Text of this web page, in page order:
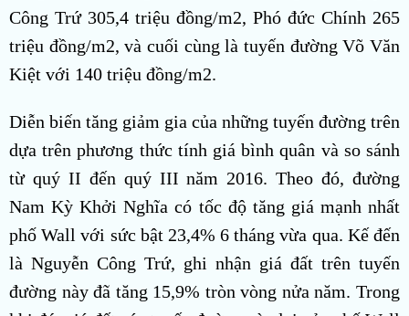
Công Trứ 305,4 triệu đồng/m2, Phó đức Chính 265
triệu đồng/m2, và cuối cùng là tuyến đường Võ Văn
Kiệt với 140 triệu đồng/m2.
Diễn biến tăng giảm gia của những tuyến đường trên
dựa trên phương thức tính giá bình quân và so sánh
từ quý II đến quý III năm 2016. Theo đó, đường
Nam Kỳ Khởi Nghĩa có tốc độ tăng giá mạnh nhất
phố Wall với sức bật 23,4% 6 tháng vừa qua. Kế đến
là Nguyễn Công Trứ, ghi nhận giá đất trên tuyến
đường này đã tăng 15,9% tròn vòng nửa năm. Trong